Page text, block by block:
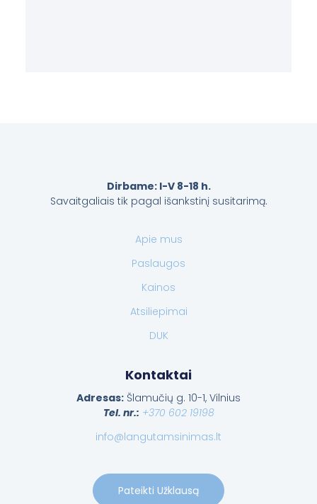
Dirbame: I-V 8-18 h.
Savaitgaliais tik pagal išankstinį susitarimą.
Apie mus
Paslaugos
Kainos
Atsiliepimai
DUK
Kontaktai
Adresas: Šlamučių g. 10-1, Vilnius
Tel. nr.: +370 602 19198
info@langutamsinimas.lt
Pateikti Užklausą